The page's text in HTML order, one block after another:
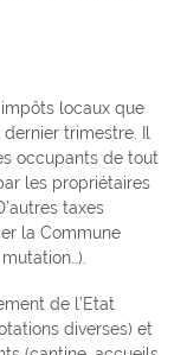
locaux que
trimestre. Il
occupants de tout
les propriétaires
taxes
la Commune
de l’Etat
diverses) et